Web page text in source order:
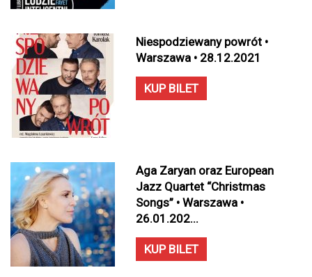
Niespodziewany powrót •
Warszawa • 28.12.2021
KUP BILET
Aga Zaryan oraz European
Jazz Quartet “Christmas
Songs” • Warszawa •
26.01.202...
KUP BILET